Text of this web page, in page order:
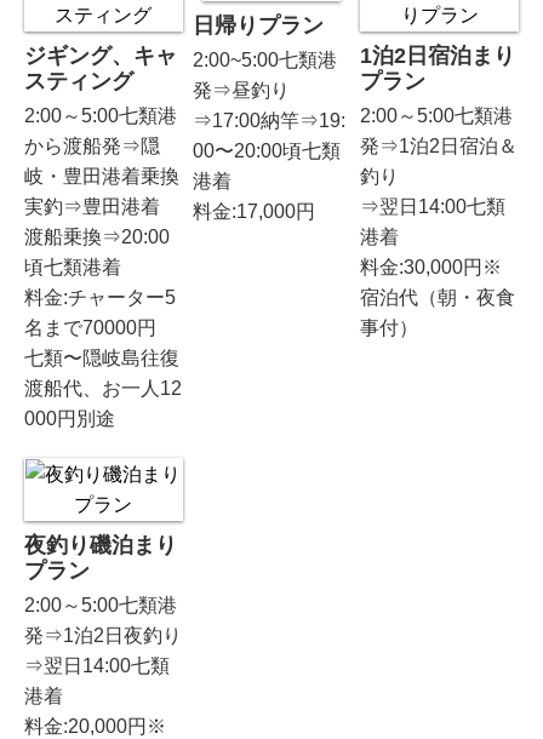
ジギング、キャ
スティング
2:00～5:00七類港
から渡船発⇒隠
岐・豊田港着乗換
実釣⇒豊田港着
渡船乗換⇒20:00
頃七類港着
料金:チャーター5
名まで70000円
七類〜隠岐島往復
渡船代、お一人12
000円別途
日帰りプラン
2:00~5:00七類港
発⇒昼釣り
⇒17:00納竿⇒19:
00〜20:00頃七類
港着
料金:17,000円
1泊2日宿泊まり
プラン
2:00～5:00七類港
発⇒1泊2日宿泊＆
釣り
⇒翌日14:00七類
港着
料金:30,000円※
宿泊代（朝・夜食
事付）
夜釣り磯泊まり
プラン
2:00～5:00七類港
発⇒1泊2日夜釣り
⇒翌日14:00七類
港着
料金:20,000円※